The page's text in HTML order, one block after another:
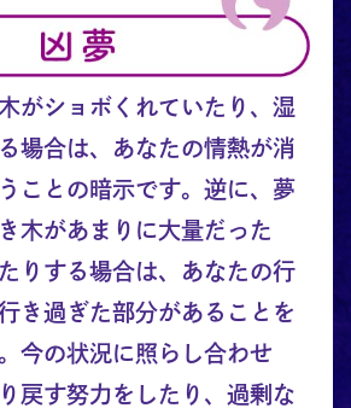
がショボくれていたり、湿
場合は、あなたの情熱が消
ことの暗示です。逆に、夢
木があまりに大量だった
りする場合は、あなたの行
き過ぎた部分があることを
今の状況に照らし合わせ
戻す努力をしたり、過剰な